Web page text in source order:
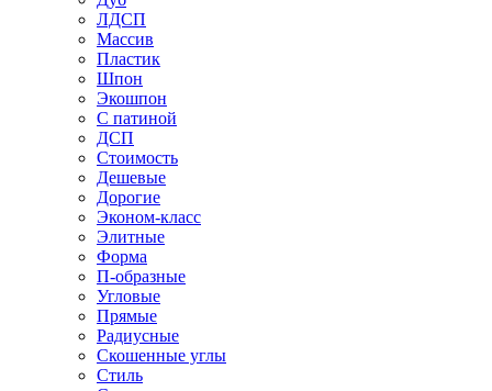
ЛДСП
Массив
Пластик
Шпон
Экошпон
С патиной
ДСП
Стоимость
Дешевые
Дорогие
Эконом-класс
Элитные
Форма
П-образные
Угловые
Прямые
Радиусные
Скошенные углы
Стиль